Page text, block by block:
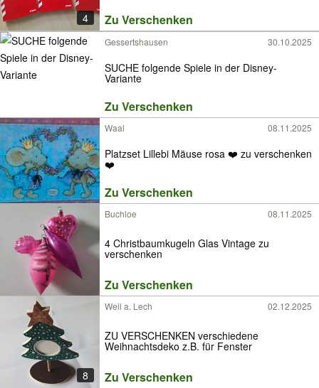
4 Zu Verschenken
Gessertshausen 30.10.2025
SUCHE folgende Spiele in der Disney-
Variante
Zu Verschenken
Waal 08.11.2025
Platzset Lillebi Mäuse rosa ❤️ zu verschenken
❤️
Zu Verschenken
Buchloe 08.11.2025
4 Christbaumkugeln Glas Vintage zu
verschenken
Zu Verschenken
8
Weil a. Lech 02.12.2025
ZU VERSCHENKEN verschiedene
Weihnachtsdeko z.B. für Fenster
Zu Verschenken